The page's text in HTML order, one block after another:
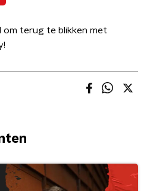
om terug te blikken met